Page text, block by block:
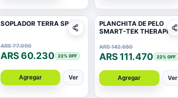
SOPLADOR TERRA SP-25
ARS 77.090
ARS 60.230 22% OFF
Agregar Ver
PLANCHITA DE PELO
SMART-TEK THERAPRO
ARS 142.680
ARS 111.470 22% OFF
Agregar Ver